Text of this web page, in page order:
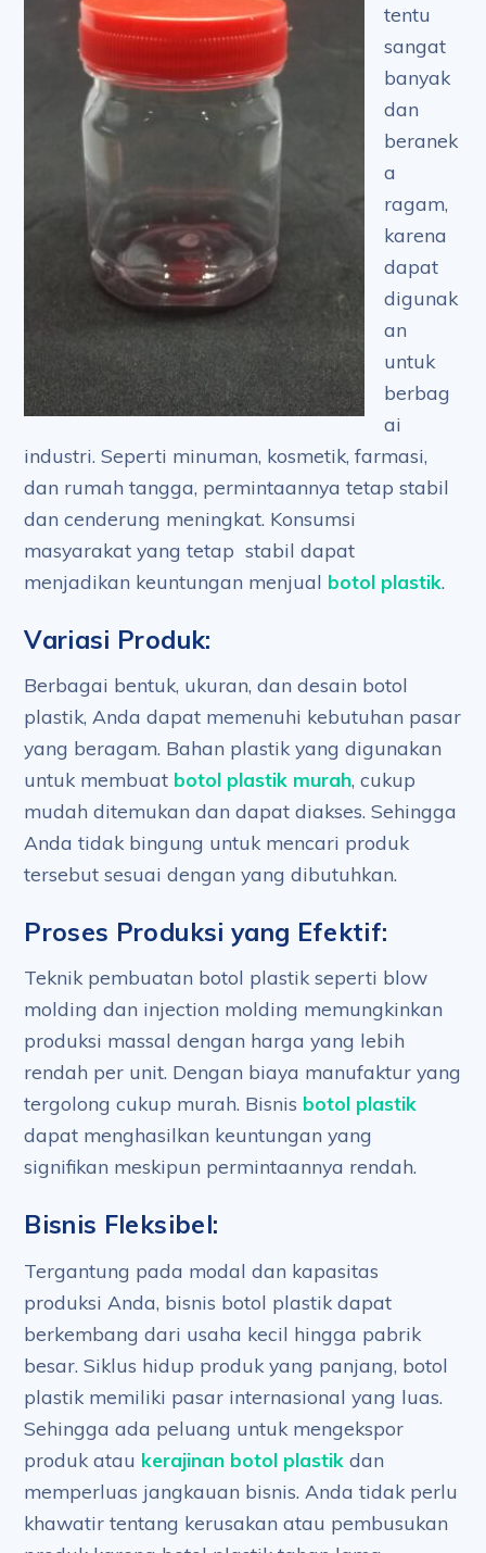
tentu
sangat
banyak
dan
beranek
a
ragam,
karena
dapat
digunak
an
untuk
berbag
ai
industri. Seperti minuman, kosmetik, farmasi,
dan rumah tangga, permintaannya tetap stabil
dan cenderung meningkat. Konsumsi
masyarakat yang tetap stabil dapat
menjadikan keuntungan menjual botol plastik.
Variasi Produk:
Berbagai bentuk, ukuran, dan desain botol
plastik, Anda dapat memenuhi kebutuhan pasar
yang beragam. Bahan plastik yang digunakan
untuk membuat botol plastik murah, cukup
mudah ditemukan dan dapat diakses. Sehingga
Anda tidak bingung untuk mencari produk
tersebut sesuai dengan yang dibutuhkan.
Proses Produksi yang Efektif:
Teknik pembuatan botol plastik seperti blow
molding dan injection molding memungkinkan
produksi massal dengan harga yang lebih
rendah per unit. Dengan biaya manufaktur yang
tergolong cukup murah. Bisnis botol plastik
dapat menghasilkan keuntungan yang
signifikan meskipun permintaannya rendah.
Bisnis Fleksibel:
Tergantung pada modal dan kapasitas
produksi Anda, bisnis botol plastik dapat
berkembang dari usaha kecil hingga pabrik
besar. Siklus hidup produk yang panjang, botol
plastik memiliki pasar internasional yang luas.
Sehingga ada peluang untuk mengekspor
produk atau kerajinan botol plastik dan
memperluas jangkauan bisnis. Anda tidak perlu
khawatir tentang kerusakan atau pembusukan